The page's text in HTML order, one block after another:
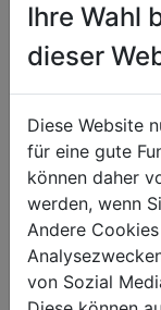
Ihre Wahl
dieser
Diese Website
für eine gute
können daher
werden, wenn
Andere
von Sozial